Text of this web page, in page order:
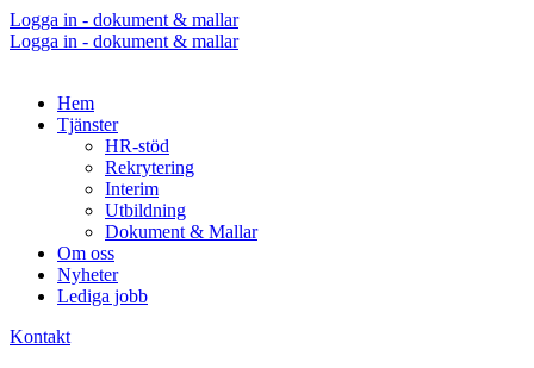
Logga in - dokument & mallar
Logga in - dokument & mallar
Hem
Tjänster
HR-stöd
Rekrytering
Interim
Utbildning
Dokument & Mallar
Om oss
Nyheter
Lediga jobb
Kontakt